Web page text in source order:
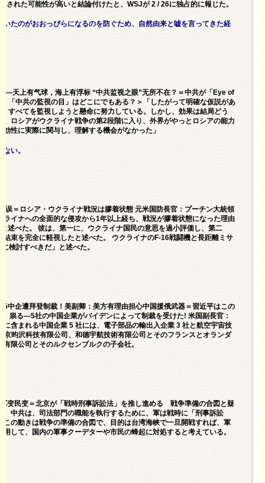
れた可能性が高いと結論付けたと、WSJが 2 / 26に独占的に報じた。
たのがおおっぴらになるのを防ぐため、自然由来と嘘を言ってきた経
—天上有气球，海上有浮标 “中共监视之眼”无所不在？＝中共が「Eye of
「中共の監視の目」はどこにでもある？＞「したがって明確な仮説があ
すべてを監視しようと懸命に努力している。しかし、効果は結局どう
ロシアがウクライナ戦争の第2段階に入り、外界がやっとロシアの能力
性に実際に関与し、理解する機会がなかった」
い。
＝ロシア・ウクライナ戦況は膠着状態 元米国防長官：プーチン大統領
イナへの全面的な侵攻から1年以上経ち、戦況が膠着状態になった理由
述べた。 彼は、第一に、ウクライナ国民の意思を過小評価し、第二
束を完全に軽視したと述べた。 ウクライナのF-16戦闘機と長距離ミサ
検討すべきだ」と述べた。
中企遭拜登制裁！美副卿：美方有理由担心中国援俄武器＝習近平はこの
祟る—5社の中国企業がバイデンによって制裁を​​受けた! 米国副長官：
含まれる中国企業 5 社には、電子部品の輸出入企業 3 社と航空宇宙技
昀沢科技有限公司、和德宇航技術有限公司とそのフランスとオランダ
限公司とそのルクセンブルクの子会社。
变民变＝北京が「戦時刑事訴訟法」を推し進める 戦争準備の合図と疑
中共は、司法部門の職能を執行するために、軍は戦時に「刑事訴訟
の動きは戦争の準備の合図で、目的は台湾海峡で一旦開戦すれば、軍
して、国内の軍事クーデターや市民の蜂起に対処すると考えている。